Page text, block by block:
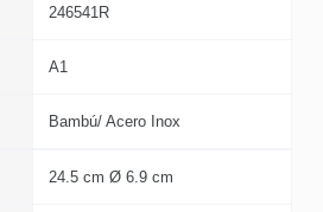
246541R
A1
Bambú/ Acero Inox
24.5 cm Ø 6.9 cm